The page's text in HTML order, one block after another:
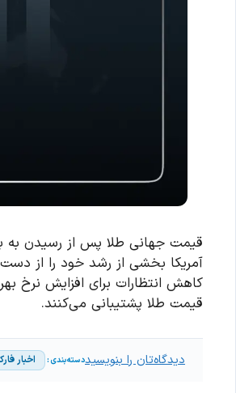
قیمت جهانی طلا پس از رسیدن به
آمریکا بخشی از رشد خود را از دست
کاهش انتظارات برای افزایش نرخ
قیمت طلا پشتیبانی می‌کنند.
اخبار دیدگاه‌تان را بنویسید